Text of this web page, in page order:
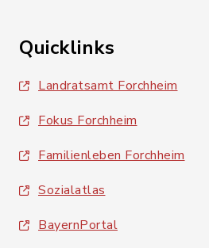
Quicklinks
Landratsamt Forchheim
Fokus Forchheim
Familienleben Forchheim
Sozialatlas
BayernPortal